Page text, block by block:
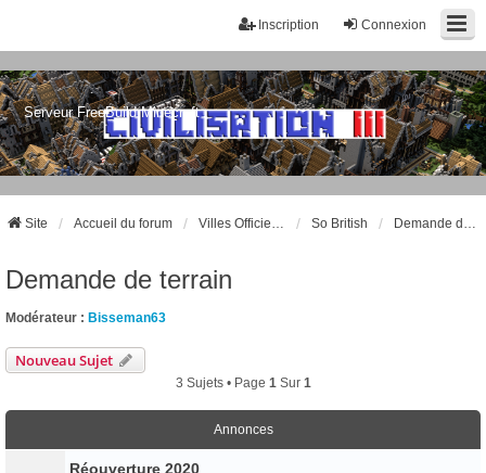
Connexion
Inscription
Serveur FreeBuild Minecraft
Site Accueil du forum So British
Demande de terrain
Modérateur : Bisseman63
Nouveau Sujet
3 Sujets • Page 1 Sur 1
Annonces
Réouverture 2020